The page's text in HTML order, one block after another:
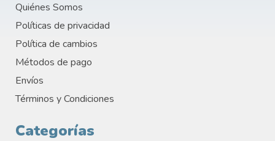
Quiénes Somos
Políticas de privacidad
Política de cambios
Métodos de pago
Envíos
Términos y Condiciones
Categorías